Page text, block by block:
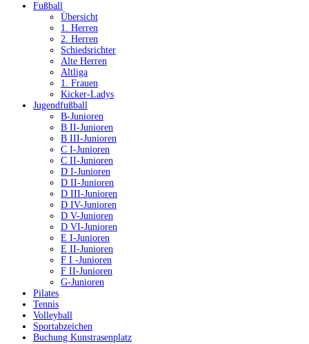
Fußball
Übersicht
1. Herren
2. Herren
Schiedsrichter
Alte Herren
Altliga
1. Frauen
Kicker-Ladys
Jugendfußball
B-Junioren
B II-Junioren
B III-Junioren
C I-Junioren
C II-Junioren
D I-Junioren
D II-Junioren
D III-Junioren
D IV-Junioren
D V-Junioren
D VI-Junioren
E I-Junioren
E II-Junioren
F I -Junioren
F II-Junioren
G-Junioren
Pilates
Tennis
Volleyball
Sportabzeichen
Buchung Kunstrasenplatz